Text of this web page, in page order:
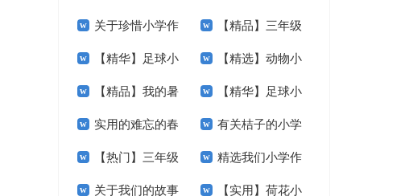
学作文600字3篇 文汇总五篇
关于珍惜小学作
文400字五篇
【精品】三年级
叙事作文300字汇编
9篇
【精华】足球小
学作文汇总9篇
【精选】动物小
学作文400字合集5
篇
【精品】我的暑
假生活小学作文8篇
【精华】足球小
学作文300字3篇
实用的难忘的春
节小学作文合集6篇
有关桔子的小学
作文锦集8篇
【热门】三年级
小学作文8篇
精选我们小学作
文300字合集九篇
关于我们的故事 【实用】荷花小